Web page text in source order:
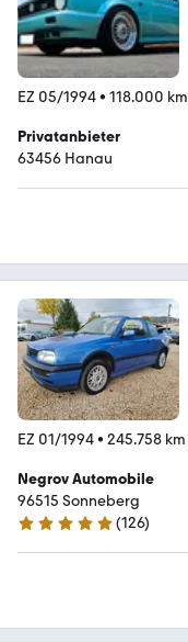
EZ 05/1994• 118.000 km
Privatanbieter
63456 Hanau
EZ 01/1994• 245.758 km
Negrov Automobile
96515 Sonneberg
4.8 Sterne
(126)